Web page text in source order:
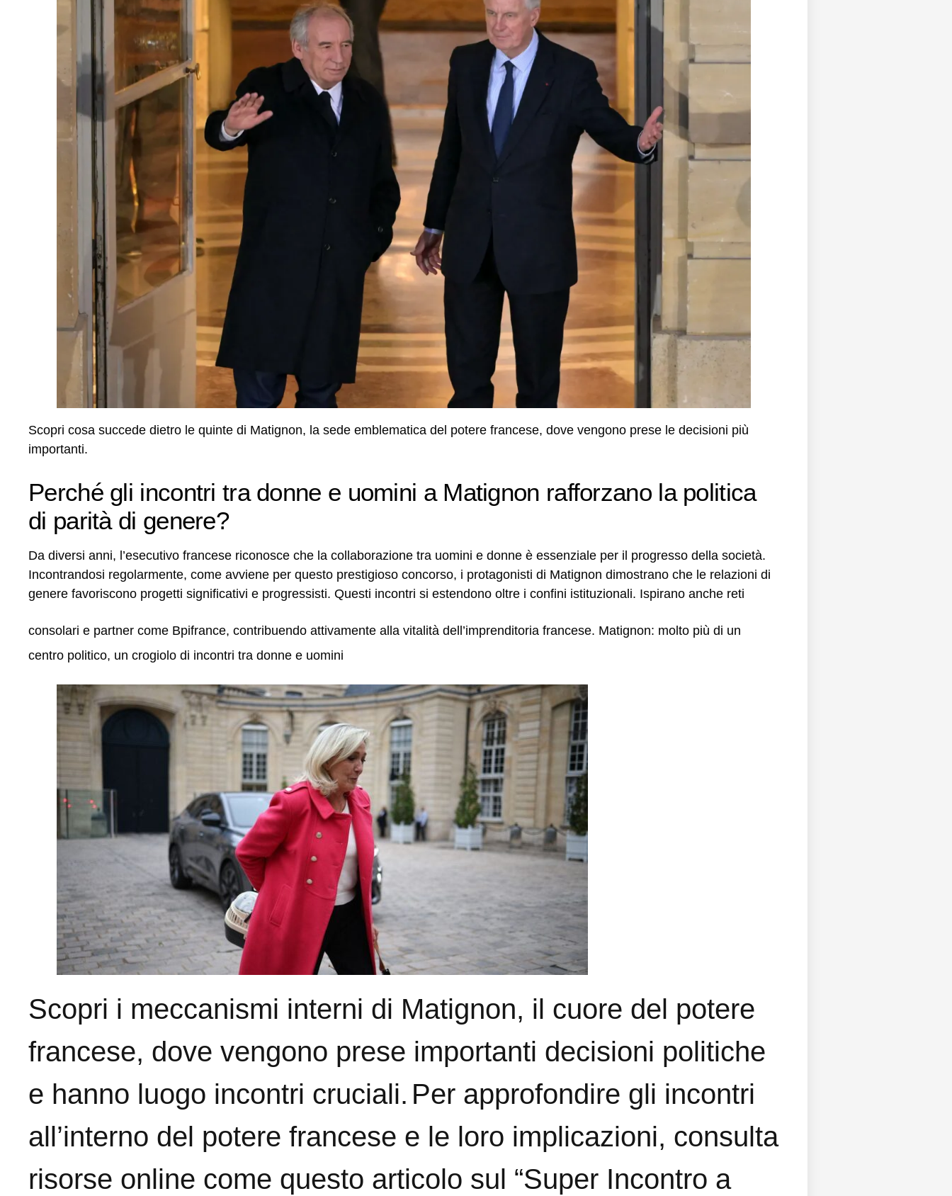
Scopri cosa succede dietro le quinte di Matignon, la sede emblematica del potere francese, dove vengono prese le decisioni più
importanti.
Perché gli incontri tra donne e uomini a Matignon rafforzano la politica
di parità di genere?
Da diversi anni, l’esecutivo francese riconosce che la collaborazione tra uomini e donne è essenziale per il progresso della società.
Incontrandosi regolarmente, come avviene per questo prestigioso concorso, i protagonisti di Matignon dimostrano che le relazioni di
genere favoriscono progetti significativi e progressisti. Questi incontri si estendono oltre i confini istituzionali. Ispirano anche reti
consolari e partner come Bpifrance, contribuendo attivamente alla vitalità dell’imprenditoria francese. Matignon: molto più di un
centro politico, un crogiolo di incontri tra donne e uomini
Scopri i meccanismi interni di Matignon, il cuore del potere
francese, dove vengono prese importanti decisioni politiche
e hanno luogo incontri cruciali. Per approfondire gli incontri
all’interno del potere francese e le loro implicazioni, consulta
risorse online come questo articolo sul “Super Incontro a